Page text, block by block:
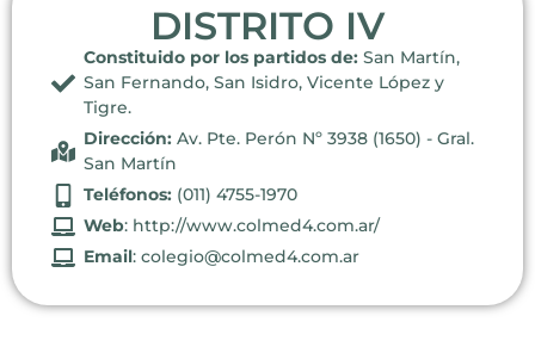
DISTRITO IV
Constituido por los partidos de: San Martín,
San Fernando, San Isidro, Vicente López y
Tigre.
Dirección: Av. Pte. Perón Nº 3938 (1650) - Gral.
San Martín
Teléfonos: (011) 4755-1970
Web: http://www.colmed4.com.ar/
Email: colegio@colmed4.com.ar